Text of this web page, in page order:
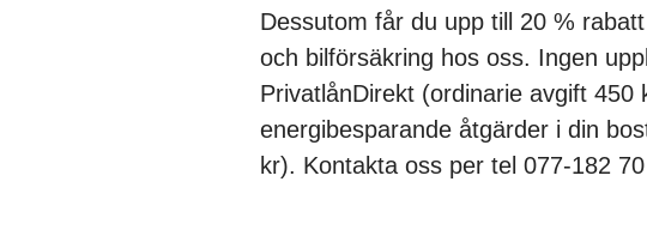
Dessutom får du upp till 20 %
och bilförsäkring hos oss. Ingen
PrivatlånDirekt (ordinarie avgift 450
energibesparande åtgärder i din
kr). Kontakta oss per tel 077-182